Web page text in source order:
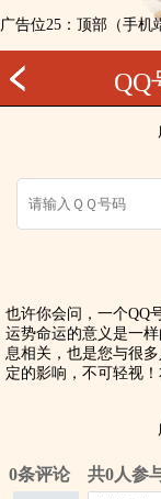
广告位25：顶部（手机
QQ
也许你会问，一个QQ
运势命运的意义是一
息相关，也是您与很
定的影响，不可轻视！